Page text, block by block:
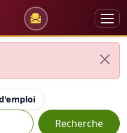
Recherche